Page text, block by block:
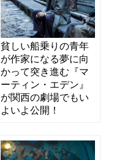
貧しい船乗りの青年
が作家になる夢に向
かって突き進む『マ
ーティン・エデン』
が関西の劇場でもい
よいよ公開！